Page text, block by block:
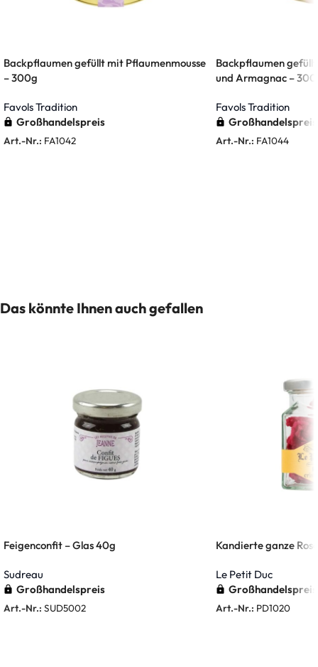
Backpflaumen gefüllt mit Pflaumenmousse
– 300g
Favols Tradition
Großhandelspreis
Art.-Nr.: FA1042
Backpflaumen
und Armagnac –
Favols Tradition
Großhandelspreis
Art.-Nr.: FA1044
Das könnte Ihnen auch gefallen
Feigenconfit – Glas 40g
Sudreau
Großhandelspreis
Art.-Nr.: SUD5002
Kandierte ganze
Le Petit Duc
Großhandelspreis
Art.-Nr.: PD1020